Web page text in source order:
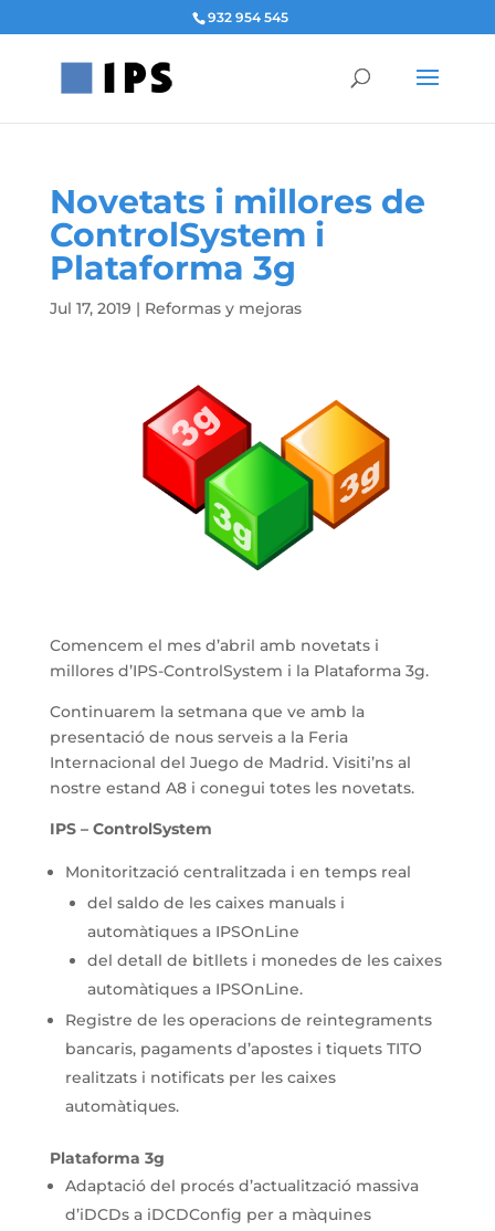
932 954 545
Novetats i millores de
ControlSystem i
Plataforma 3g
Jul 17, 2019 | Reformas y mejoras
Comencem el mes d’abril amb novetats i
millores d’IPS-ControlSystem i la Plataforma 3g.
Continuarem la setmana que ve amb la
presentació de nous serveis a la Feria
Internacional del Juego de Madrid. Visiti’ns al
nostre estand A8 i conegui totes les novetats.
IPS – ControlSystem
Monitorització centralitzada i en temps real
del saldo de les caixes manuals i
automàtiques a IPSOnLine
del detall de bitllets i monedes de les caixes
automàtiques a IPSOnLine.
Registre de les operacions de reintegraments
bancaris, pagaments d’apostes i tiquets TITO
realitzats i notificats per les caixes
automàtiques.
Plataforma 3g
Adaptació del procés d’actualització massiva
d’iDCDs a iDCDConfig per a màquines